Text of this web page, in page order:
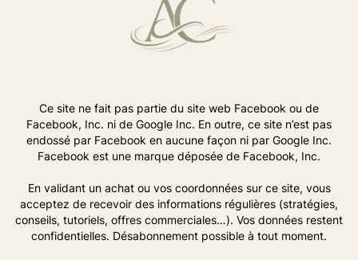
Ce site ne fait pas partie du site web Facebook ou de
Facebook, Inc. ni de Google Inc. En outre, ce site n’est pas
endossé par Facebook en aucune façon ni par Google Inc.
Facebook est une marque déposée de Facebook, Inc.
En validant un achat ou vos coordonnées sur ce site, vous
acceptez de recevoir des informations régulières (stratégies,
conseils, tutoriels, offres commerciales…). Vos données restent
confidentielles. Désabonnement possible à tout moment.